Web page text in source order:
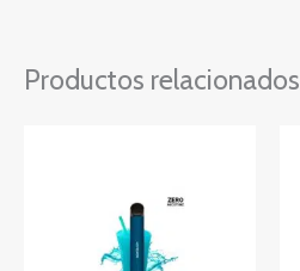
Productos relacionados